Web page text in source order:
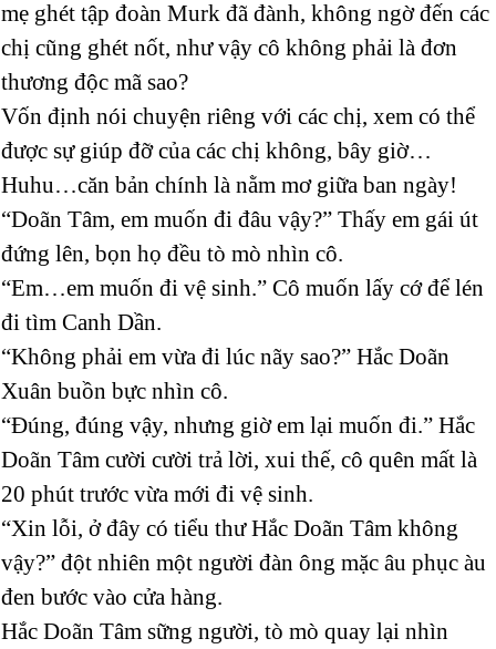
mẹ ghét tập đoàn Murk đã đành, không ngờ đến các
chị cũng ghét nốt, như vậy cô không phải là đơn
thương độc mã sao?
Vốn định nói chuyện riêng với các chị, xem có thể
được sự giúp đỡ của các chị không, bây giờ…
Huhu…căn bản chính là nằm mơ giữa ban ngày!
“Doãn Tâm, em muốn đi đâu vậy?” Thấy em gái út
đứng lên, bọn họ đều tò mò nhìn cô.
“Em…em muốn đi vệ sinh.” Cô muốn lấy cớ để lén
đi tìm Canh Dần.
“Không phải em vừa đi lúc nãy sao?” Hắc Doãn
Xuân buồn bực nhìn cô.
“Đúng, đúng vậy, nhưng giờ em lại muốn đi.” Hắc
Doãn Tâm cười cười trả lời, xui thế, cô quên mất là
20 phút trước vừa mới đi vệ sinh.
“Xin lỗi, ở đây có tiểu thư Hắc Doãn Tâm không
vậy?” đột nhiên một người đàn ông mặc âu phục àu
đen bước vào cửa hàng.
Hắc Doãn Tâm sững người, tò mò quay lại nhìn